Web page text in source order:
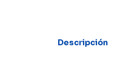
Descripción